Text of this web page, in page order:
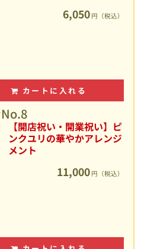
6,050 円（税込）
カートに入れる
No.8
【開店祝い・開業祝い】ピ
ンクユリの華やかアレンジ
メント
11,000 円（税込）